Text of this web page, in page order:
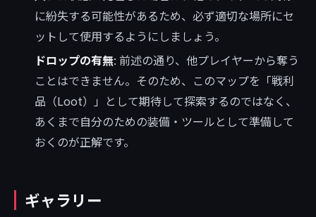
に紛失する可能性があるため、必ず適切な場所にセ
ットして使用するようにしましょう。
ドロップの有無: 前述の通り、他プレイヤーから奪う
ことはできません。そのため、このマップを「戦利
品（Loot）」として期待して探索するのではなく、
あくまで自分のための装備・ツールとして準備して
おくのが正解です。
ギャラリー